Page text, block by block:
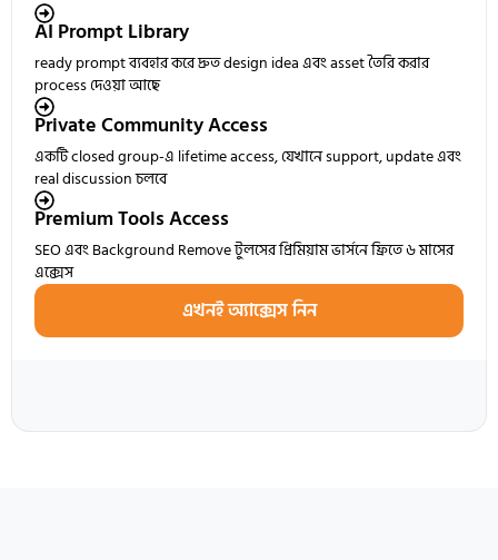
AI Prompt Library
ready prompt ব্যবহার করে দ্রুত design idea এবং asset তৈরি করার
process দেওয়া আছে
Private Community Access
একটি closed group-এ lifetime access, যেখানে support, update এবং
real discussion চলবে
Premium Tools Access
SEO এবং Background Remove টুলসের প্রিমিয়াম ভার্সনে ফ্রিতে ৬ মাসের
এক্সেস
এখনই অ্যাক্সেস নিন